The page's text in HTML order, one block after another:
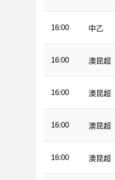
16:00 中乙
16:00 澳昆超
16:00 澳昆超
16:00 澳昆超
16:00 澳昆超